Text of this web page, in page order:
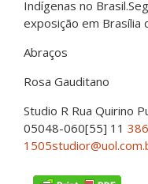
Indígenas no
exposição em Brasília
Abraços
Rosa Gauditano
Studio R Rua Quirino
05048-060[55] 11